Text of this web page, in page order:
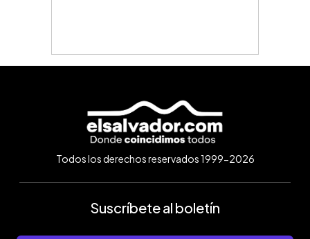
Todos los derechos reservados 1999-2026
Suscríbete al boletín